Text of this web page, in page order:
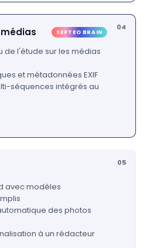
04
SEPTEO BRAIN
de l'étude sur les médias
et métadonnées EXIF
séquences intégrés au
05
avec modèles
des photos
à un rédacteur